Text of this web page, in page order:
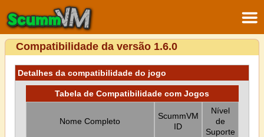
Compatibilidade da versão 1.6.0
Detalhes da compatibilidade do jogo
Tabela de Compatibilidade com Jogos
Nome Completo
ScummVM
ID
Nível
de
Suporte